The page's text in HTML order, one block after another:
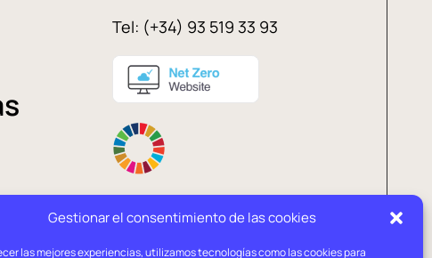
Gestionar el consentimiento de las cookies
las mejores experiencias, utilizamos tecnologías como las cookies para
Tel: (+34) 93 519 33 93